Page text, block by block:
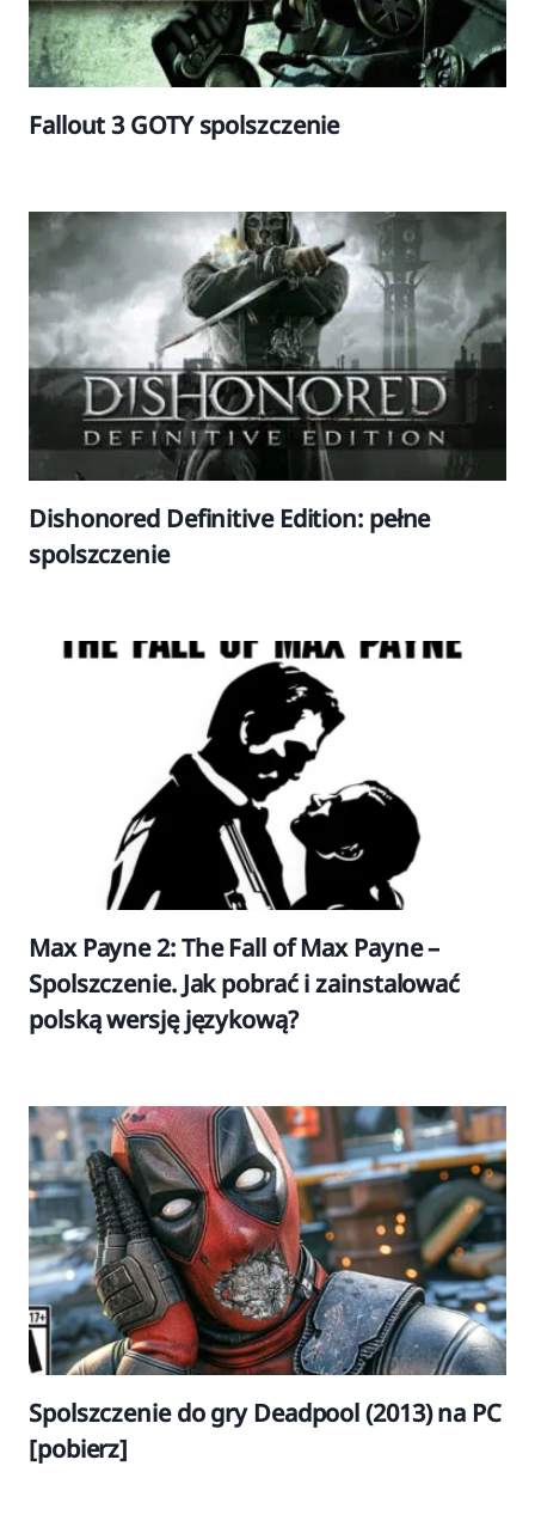
Fallout 3 GOTY spolszczenie
Dishonored Definitive Edition: pełne
spolszczenie
Max Payne 2: The Fall of Max Payne –
Spolszczenie. Jak pobrać i zainstalować
polską wersję językową?
Spolszczenie do gry Deadpool (2013) na PC
[pobierz]